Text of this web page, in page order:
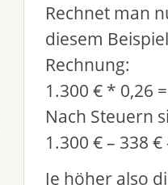
Rechnet man
diesem
Rechnung:
1.300 € * 0,26
Nach Steuern
1.300 € – 338
Je höher also